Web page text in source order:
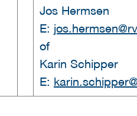
Jos Hermsen
E:
of
Karin Schipper
E: